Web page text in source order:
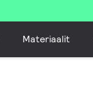
Materiaalit